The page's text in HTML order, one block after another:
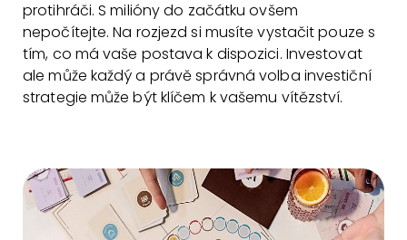
protihráči. S milióny do začátku ovšem
nepočítejte. Na rozjezd si musíte vystačit pouze s
tím, co má vaše postava k dispozici. Investovat
ale může každý a právě správná volba investiční
strategie může být klíčem k vašemu vítězství.